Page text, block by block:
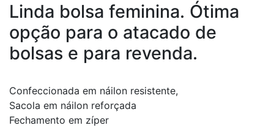
Linda bolsa feminina. Ótima
opção para o atacado de
bolsas e para revenda.
Confeccionada em náilon resistente,
Sacola em náilon reforçada
Fechamento em zíper